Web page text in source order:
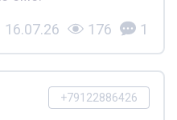
16.07.26 176 1
+79122886426